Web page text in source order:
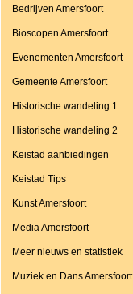
Bedrijven Amersfoort
Bioscopen Amersfoort
Evenementen Amersfoort
Gemeente Amersfoort
Historische wandeling 1
Historische wandeling 2
Keistad aanbiedingen
Keistad Tips
Kunst Amersfoort
Media Amersfoort
Meer nieuws en statistiek
Muziek en Dans Amersfoort